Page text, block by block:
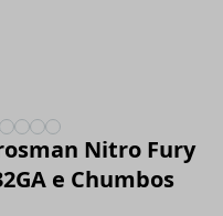
Nitro Fury
e Chumbos